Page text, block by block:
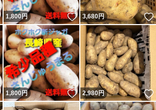
いいね！
1,800 円 いいね！
3,680円
いいね！
1,800 円 いいね！
2,980円